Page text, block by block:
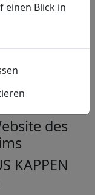
des
KAPPEN
einen Blick in